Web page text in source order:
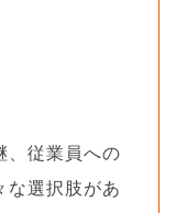
、従業員への
な選択肢があ